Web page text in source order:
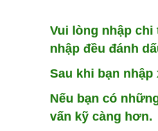
Vui lòng nhập
nhập đều đánh
Sau khi bạn
Nếu bạn có
vấn kỹ càng hơn.